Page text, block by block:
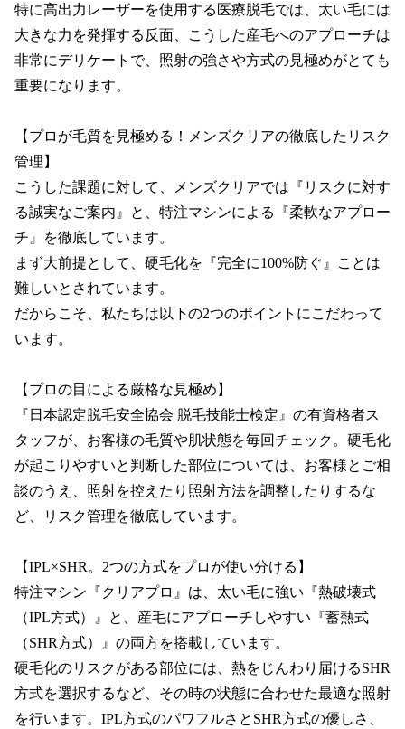
特に高出力レーザーを使用する医療脱毛では、太い毛には
大きな力を発揮する反面、こうした産毛へのアプローチは
非常にデリケートで、照射の強さや方式の見極めがとても
重要になります。
【プロが毛質を見極める！メンズクリアの徹底したリスク
管理】
こうした課題に対して、メンズクリアでは『リスクに対す
る誠実なご案内』と、特注マシンによる『柔軟なアプロー
チ』を徹底しています。
まず大前提として、硬毛化を『完全に100%防ぐ』ことは
難しいとされています。
だからこそ、私たちは以下の2つのポイントにこだわって
います。
【プロの目による厳格な見極め】
『日本認定脱毛安全協会 脱毛技能士検定』の有資格者ス
タッフが、お客様の毛質や肌状態を毎回チェック。硬毛化
が起こりやすいと判断した部位については、お客様とご相
談のうえ、照射を控えたり照射方法を調整したりするな
ど、リスク管理を徹底しています。
【IPL×SHR。2つの方式をプロが使い分ける】
特注マシン『クリアプロ』は、太い毛に強い『熱破壊式
（IPL方式）』と、産毛にアプローチしやすい『蓄熱式
（SHR方式）』の両方を搭載しています。
硬毛化のリスクがある部位には、熱をじんわり届けるSHR
方式を選択するなど、その時の状態に合わせた最適な照射
を行います。IPL方式のパワフルさとSHR方式の優しさ、